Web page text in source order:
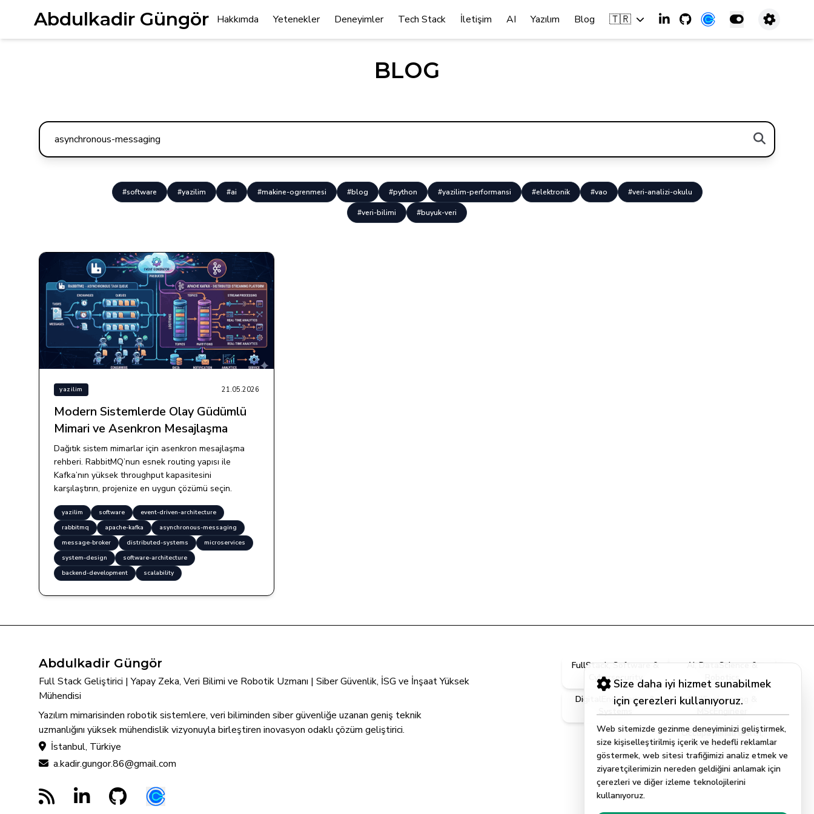
Abdulkadir Güngör Hakkımda Yetenekler Deneyimler Tech Stack İletişim AI Yazılım Blog 🇹🇷
Size daha iyi hizmet sunabilmek
için çerezleri kullanıyoruz.
Web sitemizde gezinme deneyiminizi geliştirmek,
size kişiselleştirilmiş içerik ve hedefli reklamlar
göstermek, web sitesi trafiğimizi analiz etmek ve
ziyaretçilerimizin nereden geldiğini anlamak için
çerezleri ve diğer izleme teknolojilerini
kullanıyoruz.
BLOG
#software #yazilim #ai #makine-ogrenmesi #blog #python #yazilim-performansi #elektronik #vao #veri-analizi-okulu
#veri-bilimi #buyuk-veri
yazilim 21.05.2026
Modern Sistemlerde Olay Güdümlü
Mimari ve Asenkron Mesajlaşma
Dağıtık sistem mimarlar için asenkron mesajlaşma
rehberi. RabbitMQ’nun esnek routing yapısı ile
Kafka’nın yüksek throughput kapasitesini
karşılaştırın, projenize en uygun çözümü seçin.
yazilim software
event-driven-architecture
rabbitmq
apache-kafka
asynchronous-messaging
message-broker
distributed-systems
microservices
system-design
software-architecture
backend-development
scalability
Abdulkadir Güngör
Full Stack Geliştirici | Yapay Zeka, Veri Bilimi ve Robotik Uzmanı | Siber Güvenlik, İSG ve İnşaat Yüksek
Mühendisi
Yazılım mimarisinden robotik sistemlere, veri biliminden siber güvenliğe uzanan geniş teknik
uzmanlığını yüksek mühendislik vizyonuyla birleştiren inovasyon odaklı çözüm geliştirici.
İstanbul, Türkiye
a.kadir.gungor.86@gmail.com
FullStack, Software &
Cybersecurity
AI, DataScience &
Robotics
DigitalEngineering &
Systems
CivilEngineering &
MScEngineer
OccupationalHealth,
ISG & Safety